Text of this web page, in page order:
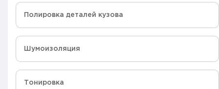
Полировка деталей кузова
Шумоизоляция
Тонировка